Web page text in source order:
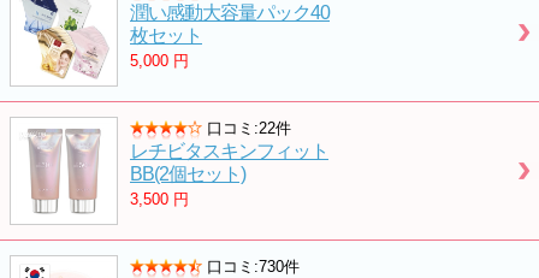
潤い感動大容量パック40
枚セット
5,000 円
口コミ:22件
レチビタスキンフィット
BB(2個セット)
3,500 円
口コミ:730件